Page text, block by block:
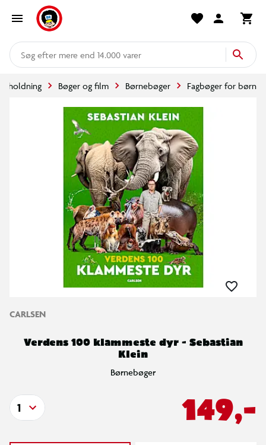
mere end 14.000 varer
Bøger og film Børnebøger Fagbøger for børn
CARLSEN
Verdens 100 klammeste dyr - Sebastian
Klein
Børnebøger
149,-
1